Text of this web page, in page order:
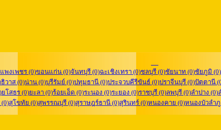
พงเพชร (0)ขอนแก่น (0)จันทบุรี (0)ฉะเชิงเทรา (0)ชลบุรี (0)ชัยนาท (0)ชัยภูมิ (0)
วาส (0)น่าน (0)บุรีรัมย์ (0)ปทุมธานี (0)ประจวบคีรีขันธ์ (0)ปราจีนบุรี (0)ปัตตานี
ยโสธร (0)ยะลา (0)ร้อยเอ็ด (0)ระนอง (0)ระยอง (0)ราชบุรี (0)ลพบุรี (0)ลำปาง (0)
สุโขทัย (0)สุพรรณบุรี (0)สุราษฎร์ธานี (0)สุรินทร์ (0)หนองคาย (0)หนองบัวลำภู